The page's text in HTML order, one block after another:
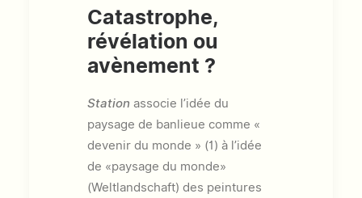
Catastrophe,
révélation ou
avènement ?
Station associe l’idée du
paysage de banlieue comme «
devenir du monde » (1) à l’idée
de «paysage du monde»
(Weltlandschaft) des peintures